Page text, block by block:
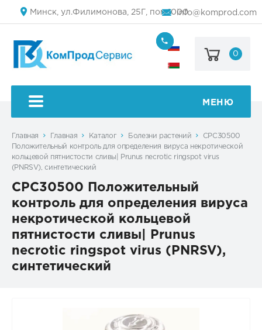
Минск, ул.Филимонова, 25Г, пом.1000info@komprod.com
(499)
444-
50
0
МЕНЮ
Главная Главная Каталог Болезни растений
CPC30500
Положительный контроль для определения вируса некротической
кольцевой пятнистости сливы| Prunus necrotic ringspot virus
(PNRSV), синтетический
CPC30500 Положительный
контроль для определения вируса
некротической кольцевой
пятнистости сливы| Prunus
necrotic ringspot virus (PNRSV),
синтетический